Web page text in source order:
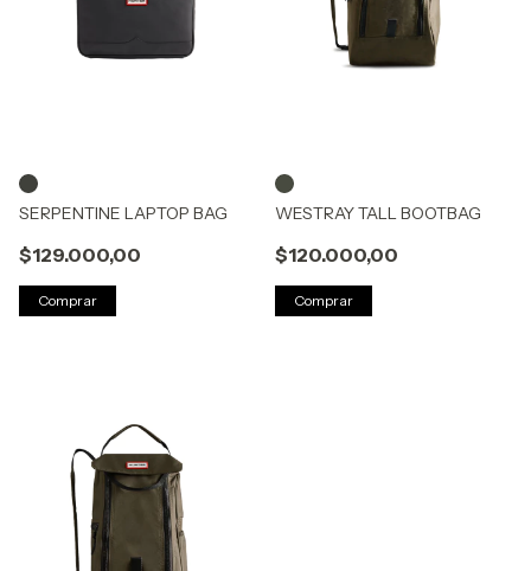
SERPENTINE LAPTOP BAG
$129.000,00
Comprar
WESTRAY TALL BOOTBAG
$120.000,00
Comprar